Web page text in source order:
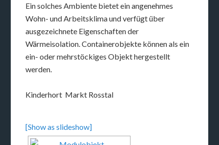
Ein solches Ambiente bietet ein angenehmes
Wohn- und Arbeitsklima und verfügt über
ausgezeichnete Eigenschaften der
Wärmeisolation. Containerobjekte können als ein
ein- oder mehrstöckiges Objekt hergestellt
werden.
Kinderhort Markt Rosstal
[Show as slideshow]